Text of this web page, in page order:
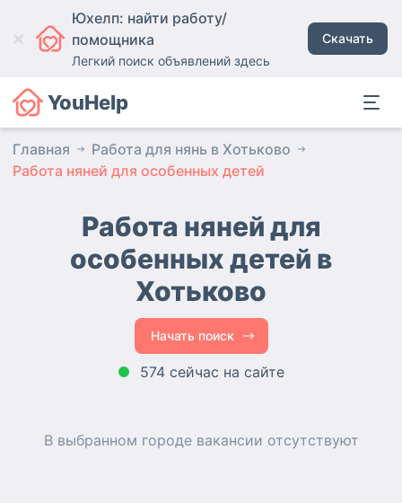
Юхелп: найти работу/
помощника
Легкий поиск объявлений здесь
Скачать
YouHelp
Главная
Работа для нянь в Хотьково
Работа няней для особенных детей
Работа няней для
особенных детей в
Хотьково
Начать поиск
574 сейчас на сайте
В выбранном городе вакансии отсутствуют